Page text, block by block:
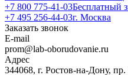
+7 800 775-41-03Бесплатный
+7 495 256-44-03г. Москва
Заказать звонок
E-mail
prom@lab-oborudovanie.ru
Адрес
344068, г. Ростов-на-Дону,